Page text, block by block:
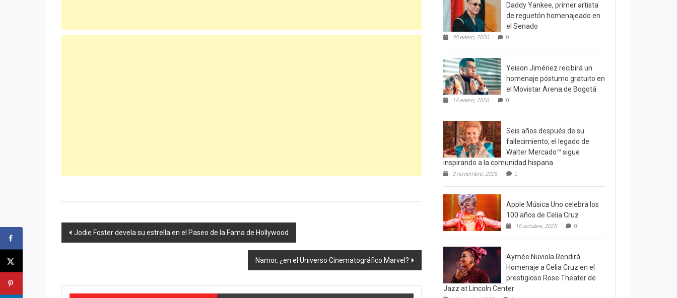
Navegación
Jodie Foster devela su estrella en el Paseo de la Fama de Hollywood
Namor, ¿en el Universo Cinematográfico Marvel?
Daddy Yankee, primer artista
de reguetón homenajeado en
el Senado
30 enero, 2026 0
Yeison Jiménez recibirá un
homenaje póstumo gratuito en
el Movistar Arena de Bogotá
14 enero, 2026 0
Seis años después de su
fallecimiento, el legado de
Walter Mercado™ sigue
inspirando a la comunidad hispana
3 noviembre, 2025 0
Apple Música Uno celebra los
100 años de Celia Cruz
16 octubre, 2025 0
Aymée Nuviola Rendirá
Homenaje a Celia Cruz en el
prestigioso Rose Theater de
Jazz at Lincoln Center